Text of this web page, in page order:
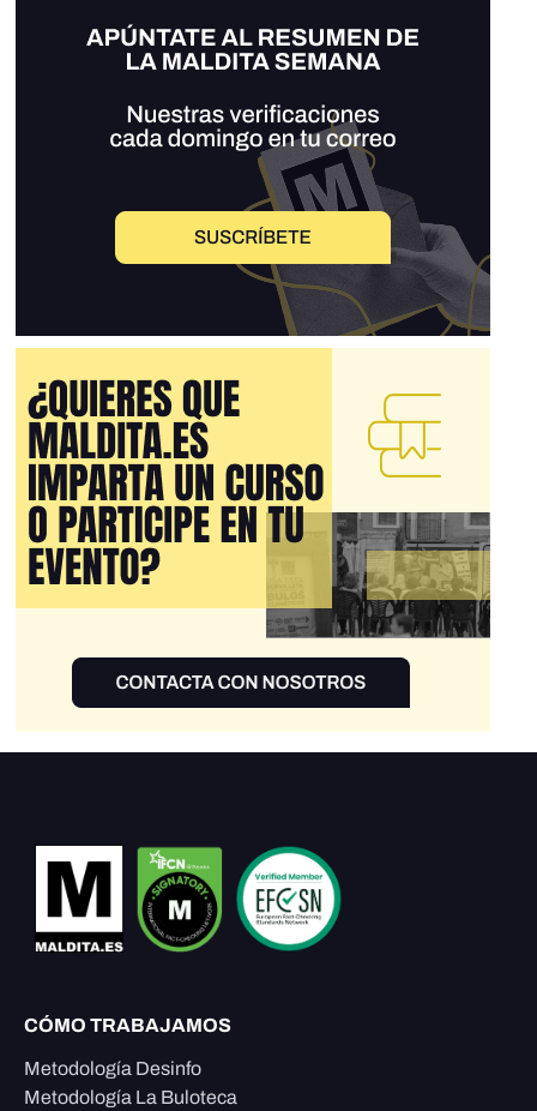
CÓMO TRABAJAMOS
Metodología Desinfo
Metodología La Buloteca